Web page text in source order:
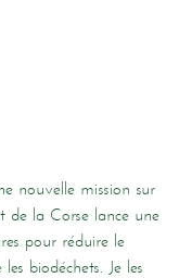
nouvelle mission sur
de la Corse lance une
pour réduire le
biodéchets. Je les